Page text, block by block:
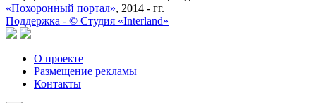
«Похоронный портал», 2014 - гг.
Поддержка - © Cтудия «Interland»
О проекте
Размещение рекламы
Контакты